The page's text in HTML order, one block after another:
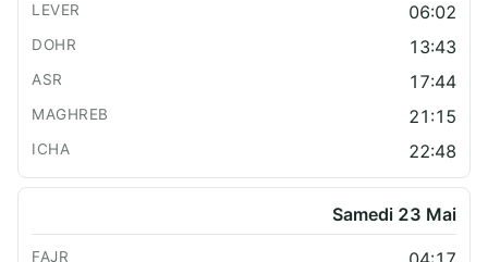
06:02
13:43
17:44
21:15
22:48
Samedi 23 Mai